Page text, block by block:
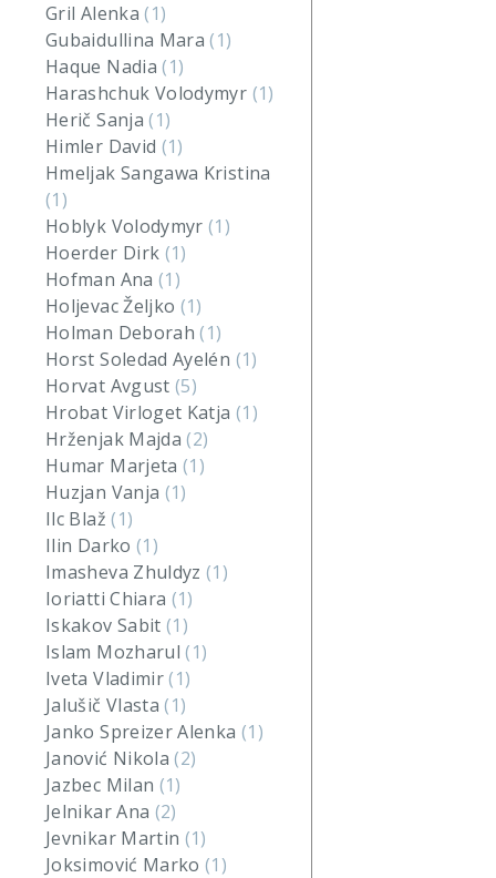
Gril Alenka(1)
Gubaidullina Mara(1)
Haque Nadia(1)
Harashchuk Volodymyr (1)
Herič Sanja(1)
Himler David (1)
Hmeljak Sangawa Kristina
(1)
Hoblyk Volodymyr(1)
Hoerder Dirk (1)
Hofman Ana (1)
Holjevac Željko (1)
Holman Deborah(1)
Horst Soledad Ayelén (1)
Horvat Avgust(5)
Hrobat Virloget Katja (1)
Hrženjak Majda(2)
Humar Marjeta(1)
Huzjan Vanja (1)
Ilc Blaž(1)
Ilin Darko (1)
Imasheva Zhuldyz(1)
Ioriatti Chiara (1)
Iskakov Sabit(1)
Islam Mozharul(1)
Iveta Vladimir(1)
Jalušič Vlasta(1)
Janko Spreizer Alenka (1)
Janović Nikola(2)
Jazbec Milan (1)
Jelnikar Ana (2)
Jevnikar Martin (1)
Joksimović Marko(1)